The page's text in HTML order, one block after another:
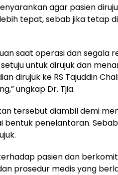
agar pasien
tepat, sebab jika tetap
saat operasi dan segala
untuk dirujuk dan
dirujuk ke RS Tajuddin
ungkap Dr. Tjia.
tersebut diambil demi
bentuk penelantaran.
pasien dan
prosedur medis yang